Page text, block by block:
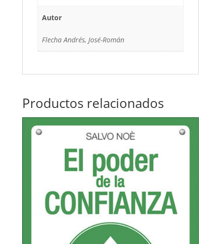
Autor
Flecha Andrés, José-Román
Productos relacionados